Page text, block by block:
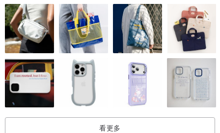
看更多